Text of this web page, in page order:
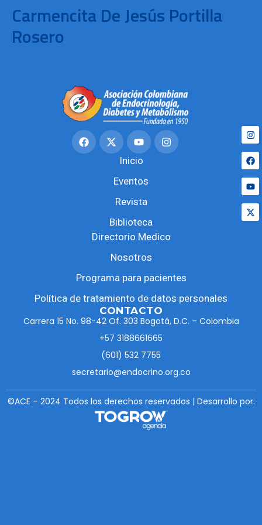
Carmencita De Jesús Portilla
Rosero
Inicio
Eventos
Revista
Biblioteca
Directorio Medico
Nosotros
Programa para pacientes
Política de tratamiento de datos personales
CONTACTO
Carrera 15 No. 98-42 Of. 303 Bogotá, D.C. – Colombia
+57 3188661665
(601) 532 7755
secretario@endocrino.org.co
©ACE – 2024 Todos los derechos reservados | Desarrollo por: